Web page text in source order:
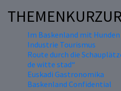
Im Baskenland mit
Industrie Tourismus
Route durch die
de witte stad“
Euskadi Gastronomika
Baskenland Confidential